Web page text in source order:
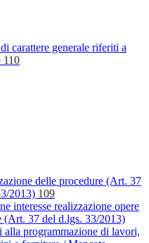
carattere generale riferiti a
110
delle procedure (Art. 37
2013) 109
interesse realizzazione opere
(Art. 37 del d.lgs. 33/2013)
programmazione di lavori,